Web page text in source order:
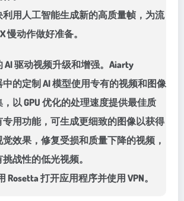
利用人工智能生成新的高质量帧，为流
慢动作做好准备。
AI 驱动视频升级和增强。Aiarty
的定制 AI 模型使用专有的视频和图像
以 GPU 优化的处理速度提供最佳质
专用功能，可生成更细致的图像以获得
效果，修复受损和质量下降的视频，
战性的低光视频。
Rosetta 打开应用程序并使用 VPN。